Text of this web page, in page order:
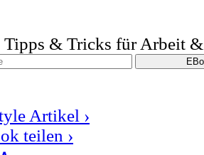
Tipps & Tricks für Arbeit
Artikel ›
teilen ›